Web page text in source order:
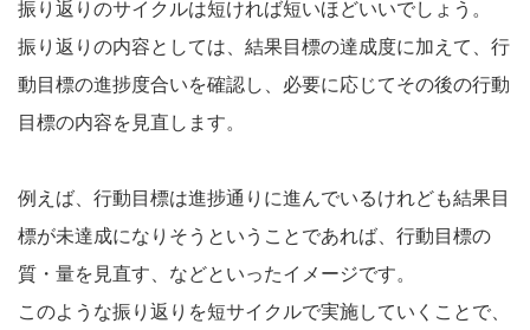
振り返りのサイクルは短ければ短いほどいいでしょう。
振り返りの内容としては、結果目標の達成度に加えて、行
動目標の進捗度合いを確認し、必要に応じてその後の行動
目標の内容を見直します。
例えば、行動目標は進捗通りに進んでいるけれども結果目
標が未達成になりそうということであれば、行動目標の
質・量を見直す、などといったイメージです。
このような振り返りを短サイクルで実施していくことで、